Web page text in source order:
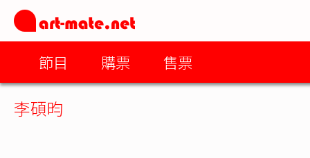
節目 購票 售票
李碩昀